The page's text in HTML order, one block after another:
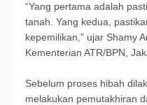
“Yang pertama adalah
tanah. Yang kedua,
kepemilikan,” ujar Shamy
Kementerian ATR/BPN,
Sebelum proses hibah
melakukan pemutakhiran